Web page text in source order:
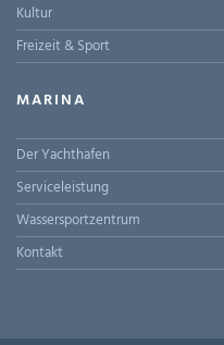
Kultur
Freizeit & Sport
MARINA
Der Yachthafen
Serviceleistung
Wassersportzentrum
Kontakt